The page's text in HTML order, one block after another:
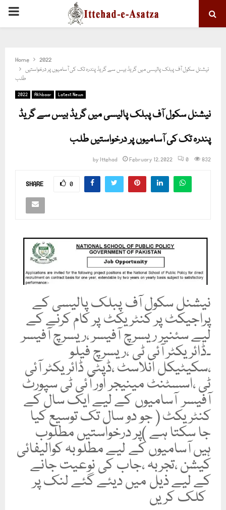
PRIMARY
Home
2022
نیشنل سکول آف پبلک پالیسی میں گریڈ بیس سے گریڈ پندرہ تک کی آسامیوں پر درخواستیں
طلب
2022 Akhbaar Latest News
نیشنل سکول آف پبلک پالیسی میں گریڈ بیس سے گریڈ
پندرہ تک کی آسامیوں پر درخواستیں طلب
byIttehad February 12, 2022 0 832
SHARE 0
نیشنل سکول آف پبلک پالیسی کے
پراجیکٹ پر کنٹریکٹ پر کام کرنے کے
لیے سئنیر ریسرچ آفیسر ،ریسرچ آفیسر
۔ڈائریکٹر آئی ٹی ،ریسرچ فیلو
،سکیٹیکل انلاسٹ ،ڈپٹی ڈائریکٹر آئی
ٹی ،اسسٹنٹ مینیجر اور آئی ٹی سپورٹ
آفیسر آسامیوں کے لیے ایک سال کے
کنٹریکٹ ( جو دو سال تک توسیع کیا
جا سکتا ہے )پر درخواستیں مطلوب
ہیں آسامیوں کے لیے مطلوبہ کوالیفائی
کیشن ،تجربہ ،جاب کی نوعیت جانے
کے لیے ذیل میں دیئے گئے لنک پر
کلک کریں